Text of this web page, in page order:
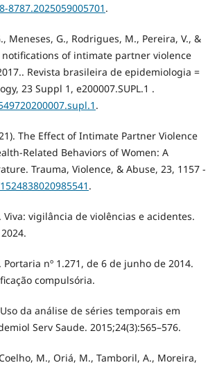
.
Meneses, G., Rodrigues, M., Pereira, V., &
notifications of intimate partner violence
Revista brasileira de epidemiologia =
23 Suppl 1, e200007.SUPL.1 .
.
The Effect of Intimate Partner Violence
Related Behaviors of Women: A
Trauma, Violence, & Abuse, 23, 1157 -
.
vigilância de violências e acidentes.
nº 1.271, de 6 de junho de 2014.
compulsória.
da análise de séries temporais em
Serv Saude. 2015;24(3):565–576.
M., Oriá, M., Tamboril, A., Moreira,